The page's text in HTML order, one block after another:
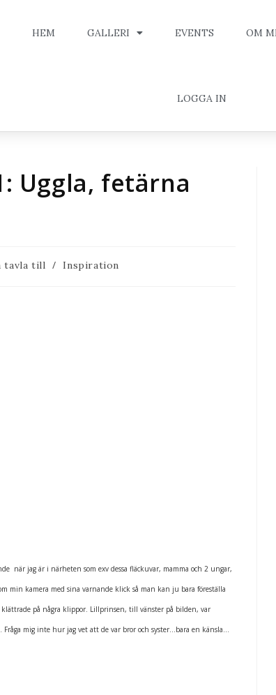
HEM GALLERI EVENTS OM
LOGGA IN
1: Uggla, fetärna
tavla till / Inspiration
när jag är i närheten som exv dessa fläckuvar, mamma och 2 ungar,
min kamera med sina varnande klick så man kan ju bara föreställa
på några klippor. Lillprinsen, till vänster på bilden, var
Fråga mig inte hur jag vet att de var bror och syster…bara en känsla…